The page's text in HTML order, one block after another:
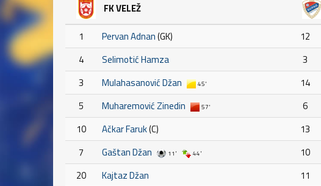
FK VELEŽ
1 Pervan Adnan(GK)
4
Selimotić Hamza
3
Mulahasanović Džan 45'
5 Muharemović Zinedin 57'
10 Ačkar Faruk(C)
7
Gaštan Džan 11' 44'
20
Kajtaz Džan
12
3
14
6
13
10
11